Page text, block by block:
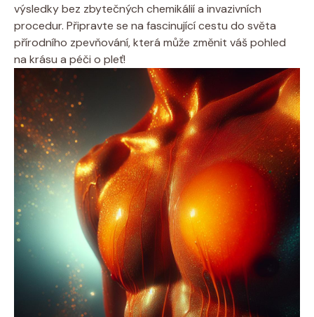
výsledky bez zbytečných chemikálií a invazivních
procedur. Připravte se na fascinující cestu do světa
přírodního zpevňování, která může změnit váš pohled
na krásu a péči o pleť!